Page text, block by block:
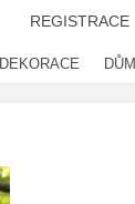
REGISTRACE
DEKORACE DŮM